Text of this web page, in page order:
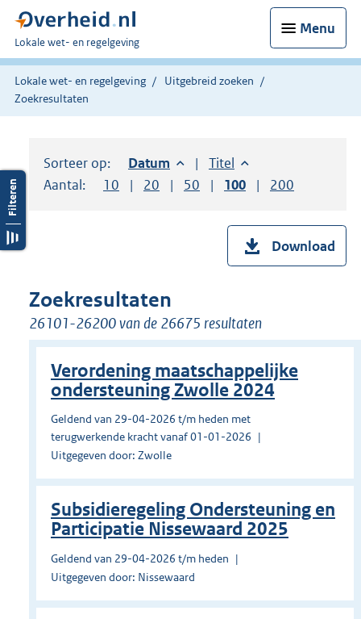
Menu
U
bent
hier:
Lokale wet- en regelgeving
Lokale wet- en regelgeving
Uitgebreid zoeken
Zoekresultaten
Sorteer op: Sorteer op:
Datum aflopendSorteer op:
Titel oplopend
Aantal:
Toon
10 resultaten per pagina
Toon
20 resultaten per pagina
Toon
50 resultaten per pagina
Toon
100 resultaten per
Toon
200
Download
Zoekresultaten
26101-26200 van de 26675 resultaten
Verordening maatschappelijke
ondersteuning Zwolle 2024
Geldend van 29-04-2026 t/m heden met
terugwerkende kracht vanaf 01-01-2026
Uitgegeven door: Zwolle
Subsidieregeling Ondersteuning en
Participatie Nissewaard 2025
Geldend van 29-04-2026 t/m heden
Uitgegeven door: Nissewaard